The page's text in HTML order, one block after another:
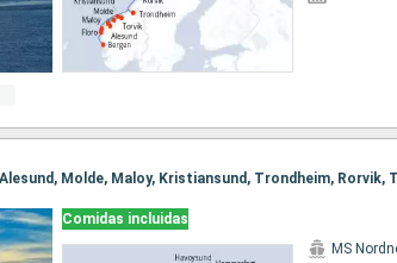
Comidas incluidas
MS